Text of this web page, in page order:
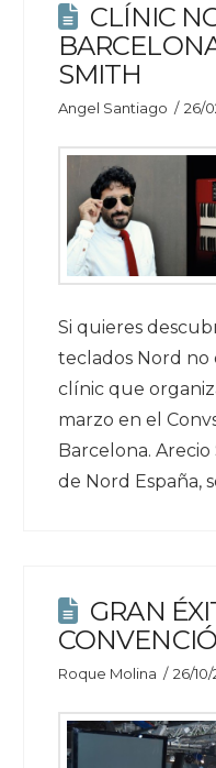
CLÍNIC
SMITH
Angel Santiago 26/
Si quieres
teclados Nord no
clínic que
marzo en el
Barcelona. Arecio
de Nord España,
GRAN
Roque Molina 26/10/